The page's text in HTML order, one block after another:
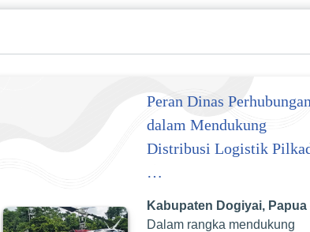
Peran Dinas Perhubungan
dalam Mendukung
Distribusi Logistik
…
Kabupaten Dogiyai, Papua
Dalam rangka mendukung